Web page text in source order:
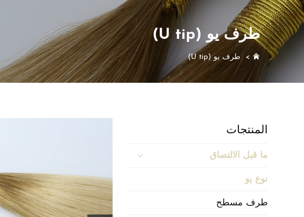
طرف يو (U tip)
>طرف يو (U tip)
المنتجات
ما قبل الالتصاق
نوع يو
طرف مسطح